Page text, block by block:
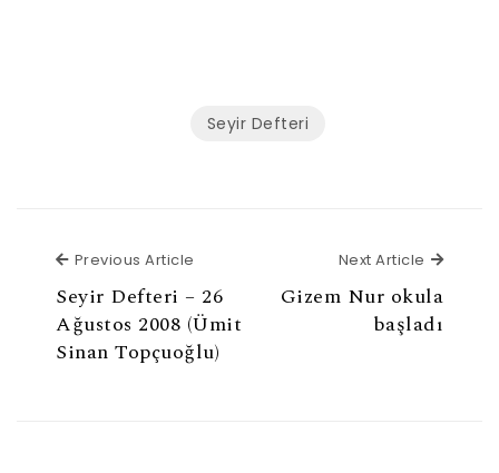
Seyir Defteri
Previous Article
Seyir Defteri – 26
Ağustos 2008 (Ümit
Sinan Topçuoğlu)
Next Article Next
Gizem Nur okula
başladı